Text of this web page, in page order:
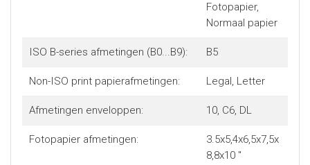
Fotopapier,
Normaal papier
ISO B-series afmetingen (B0...B9): B5
Non-ISO print papierafmetingen: Legal, Letter
Afmetingen enveloppen: 10, C6, DL
Fotopapier afmetingen:
3.5x5,4x6,5x7,5x
8,8x10 "